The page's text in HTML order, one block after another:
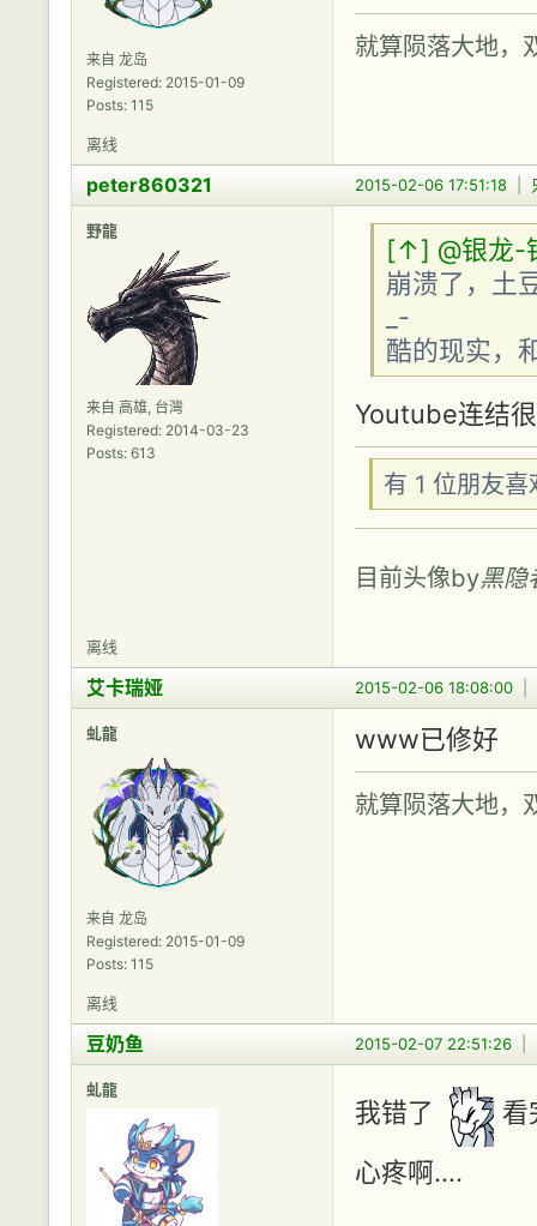
来自 龙岛
Registered: 2015-01-09
Posts: 115
就算陨落大地，
离线
2015-02-06 17:51:18
peter860321
野龍
来自 高雄, 台灣
Registered: 2014-03-23
Posts: 613
[↑] @银龙-
崩溃了，土
_- ----
酷的现实，
Youtube连结
有 1 位朋友
目前头像by黑隐
离线
2015-02-06 18:08:00
艾卡瑞娅
虬龍
来自 龙岛
Registered: 2015-01-09
Posts: 115
www已修好
就算陨落大地，
离线
2015-02-07 22:51:26
豆奶鱼
虬龍
我错了
看
心疼啊....